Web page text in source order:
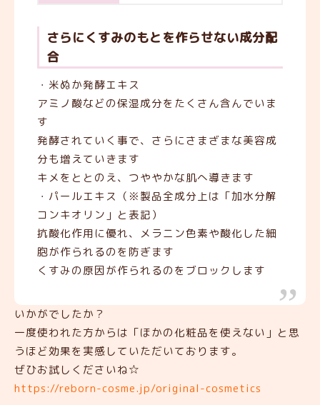
さらにくすみのもとを作らせない成分配
合
・米ぬか発酵エキス
アミノ酸などの保湿成分をたくさん含んでいま
す
発酵されていく事で、さらにさまざまな美容成
分も増えていきます
キメをととのえ、つややかな肌へ導きます
・パールエキス（※製品全成分上は「加水分解
コンキオリン」と表記）
抗酸化作用に優れ、メラニン色素や酸化した細
胞が作られるのを防ぎます
くすみの原因が作られるのをブロックします
いかがでしたか？
一度使われた方からは「ほかの化粧品を使えない」と思
うほど効果を実感していただいております。
ぜひお試しくださいね☆
https://reborn-cosme.jp/original-cosmetics